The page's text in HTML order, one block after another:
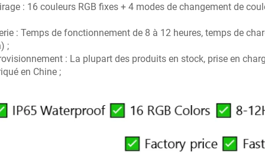
: 16 couleurs RGB fixes + 4 modes de changement de
: Temps de fonctionnement de 8 à 12 heures, temps de
;
: La plupart des produits en stock, prise en
en Chine ;